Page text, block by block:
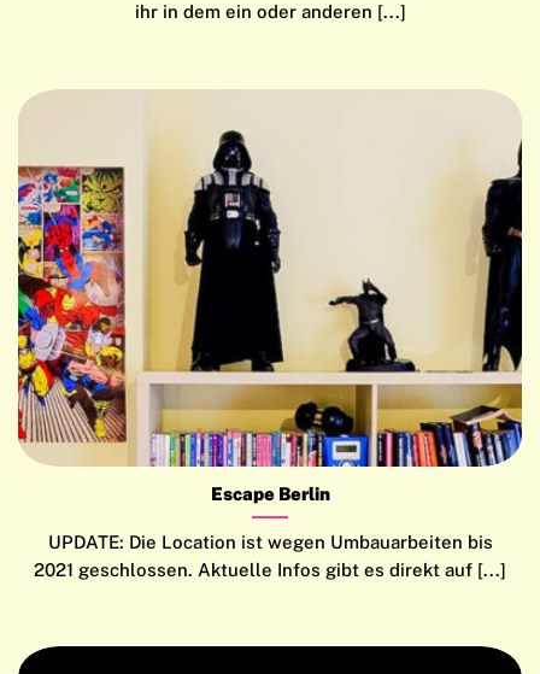
ihr in dem ein oder anderen [...]
Escape Berlin
UPDATE: Die Location ist wegen Umbauarbeiten bis
2021 geschlossen. Aktuelle Infos gibt es direkt auf [...]